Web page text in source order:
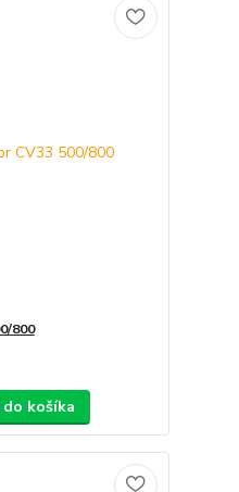
800
košíka